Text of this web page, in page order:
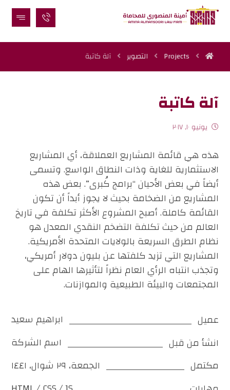
Projects التصوير آلة كاتبة
آلة كاتبة
يونيو ١٠, ٢٠١٧
هذه هي قائمة المشاريع العملاقة، أي المشاريع
الاستثمارية للغاية وذات النطاق الواسع. وتسمى
أيضاً في بعض الأحيان “برامج كُبرى”. بعض هذه
المشاريع من الضخامة بحيث لا يجوز أبداً أن تكون
القائمة كاملة. أصبح المشروع الأكثر تكلفة في تاريخ
العالم من حيث تكلفة التضخم النقدي المعدل هو
نظام الطرق السريعة بالولايات المتحدة الأمريكية.
المشاريع التي تزيد كلفتها عن بليون دولار أمريكي،
وتجذب انتباه الرأي العام نظراً لتأثيرها الهام على
المجتمعات والبيئة الطبيعية والموازنات.
عميل
ابراهيم سعيد
انشأ من قبل
اسم الشركة
مكتمل
الجمعة، ٢٩ شوال، ١٤٤١